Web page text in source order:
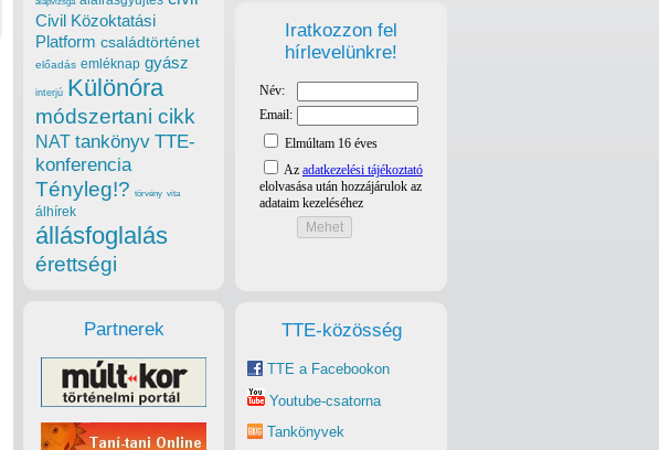
Iratkozzon fel
hírlevelünkre!
TTE-közösség
TTE a Facebookon
Youtube-csatorna
Tankönyvek
Civil Közoktatási
Platform családtörténet
előadás emléknap gyász
interjú Különóra
módszertani cikk
NAT tankönyv TTE-
konferencia
Tényleg!? törvény vita
álhírek
állásfoglalás
érettségi
Partnerek